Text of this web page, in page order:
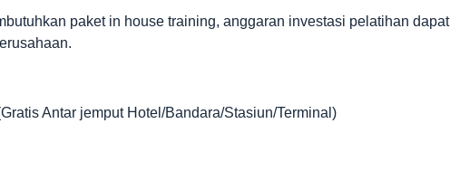
paket in house training, anggaran investasi pelatihan dapat
Antar jemput Hotel/Bandara/Stasiun/Terminal)